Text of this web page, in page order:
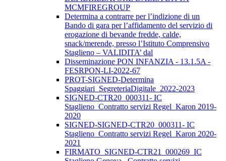
MCMFIREGROUP
Determina a contrarre per l’indizione di un
Bando di gara per l’affidamento del servizio di
erogazione di bevande fredde, calde,
snack/merende, presso l’Istituto Comprensivo
Staglieno – VALIDITA’ dal
Disseminazione PON INFANZIA - 13.1.5A -
FESRPON-LI-2022-67
PROT-SIGNED-Determina
Spaggiari_SegreteriaDigitale_2022-2023
SIGNED-CTR20_000311- IC
Staglieno_Contratto servizi Regel_Karon 2019-
2020
SIGNED-SIGNED-CTR20_000311- IC
Staglieno_Contratto servizi Regel_Karon 2020-
2021
FIRMATO_SIGNED-CTR21_000269_IC